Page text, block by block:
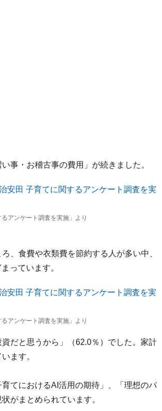
事・お稽古事の費用」が続きました。
アンケート調査を実施」より
、食費や衣類費を節約する人が多い中、
っています。
アンケート調査を実施」より
だと思うから」（62.0％）でした。家計
ます。
てにおけるAI活用の期待」、「理想のパ
がまとめられています。